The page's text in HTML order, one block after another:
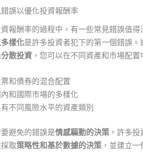
誤以優化投資報酬率
報酬率的過程中，有一些常見錯誤值
樣化是許多投資者犯下的第一個錯誤
分散投資，您可以在不同資產和市場配置
和債券的混合配置
內和國際市場的多樣化
不同風險水平的資產類別
避免的錯誤是情感驅動的決策。許多投
取策略性和基於數據的決策，並建立一